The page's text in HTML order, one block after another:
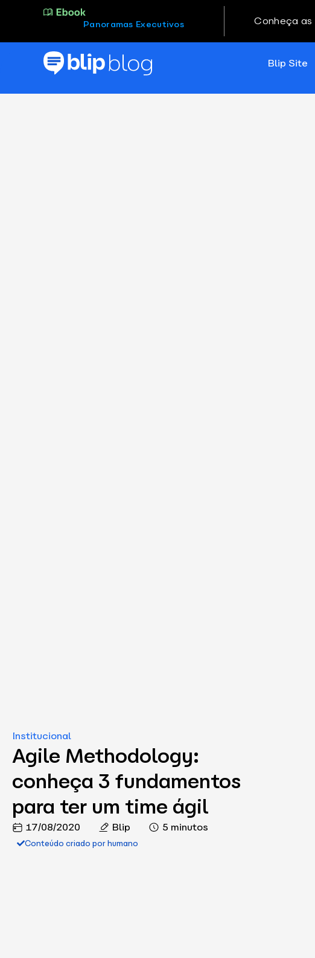
Panoramas Executivos Conheça as
Blip Site
Institucional
Agile Methodology:
conheça 3 fundamentos
para ter um time ágil
17/08/2020 Blip 5 minutos
Conteúdo criado por humano